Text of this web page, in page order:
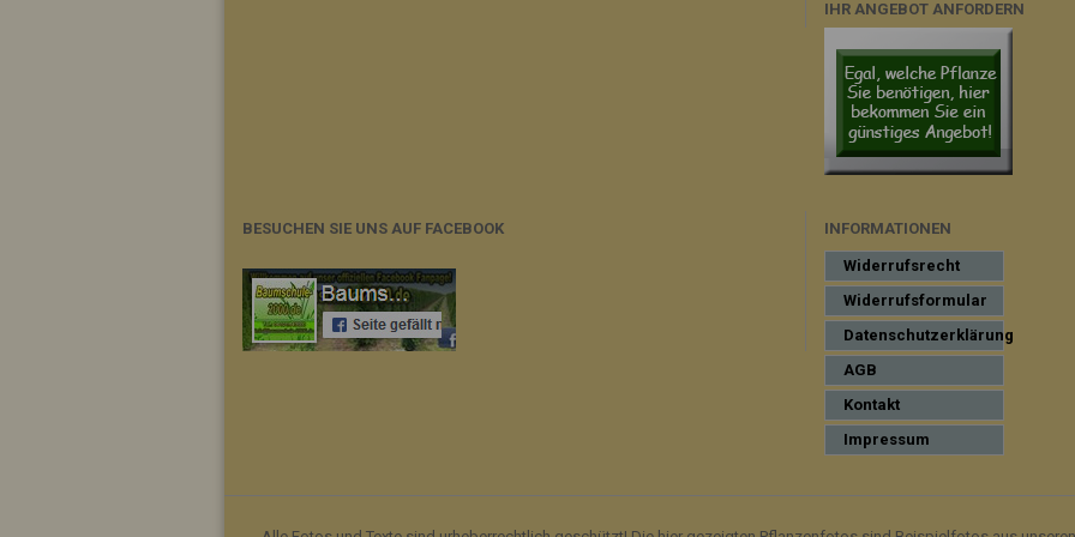
IHR ANGEBOT ANFORDERN
BESUCHEN SIE UNS AUF FACEBOOK INFORMATIONEN
Widerrufsrecht
Widerrufsformular
Datenschutzerklärung
AGB
Kontakt
Impressum